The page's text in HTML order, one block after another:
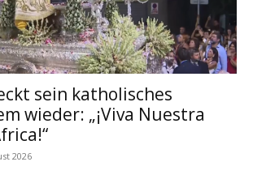
sein katholisches
wieder: „¡Viva Nuestra
2026